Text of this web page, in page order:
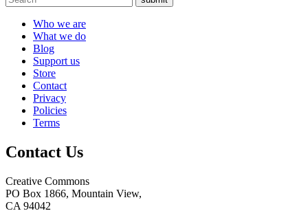
Who we are
What we do
Blog
Support us
Store
Contact
Privacy
Policies
Terms
Contact Us
Creative Commons
PO Box 1866, Mountain View,
CA 94042